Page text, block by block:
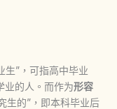
生”，可指高中毕业
业的人。而作为形容
生的”，即本科毕业后